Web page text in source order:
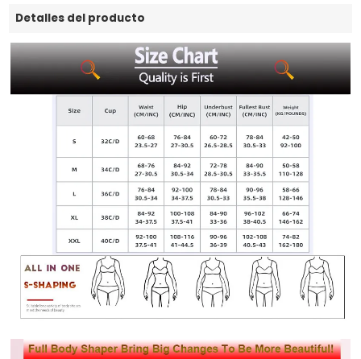
Detalles del producto